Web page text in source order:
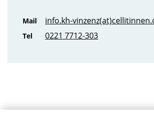
Mail info.kh-
Tel 0221 7712-303